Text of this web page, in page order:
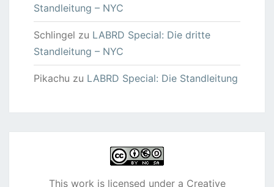
Standleitung – NYC
Schlingel zu LABRD Special: Die dritte
Standleitung – NYC
Pikachu zu LABRD Special: Die Standleitung
This work is licensed under a Creative